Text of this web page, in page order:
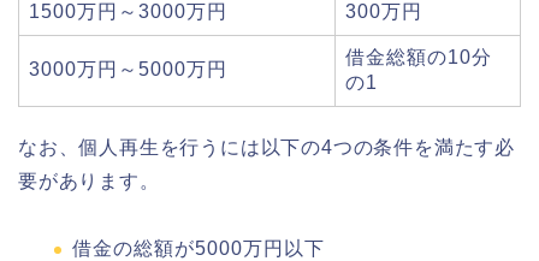
1500万円～3000万円 300万円
3000万円～5000万円
借金総額の10分
の1
なお、個人再生を行うには以下の4つの条件を満たす必
要があります。
借金の総額が5000万円以下